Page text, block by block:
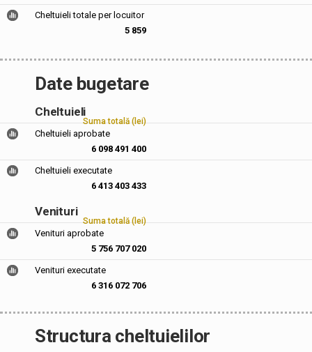
Cheltuieli totale per locuitor
5 859
Date bugetare
Cheltuieli
Suma totală (lei)
Cheltuieli aprobate
6 098 491 400
Cheltuieli executate
6 413 403 433
Venituri
Suma totală (lei)
Venituri aprobate
5 756 707 020
Venituri executate
6 316 072 706
Structura cheltuielilor